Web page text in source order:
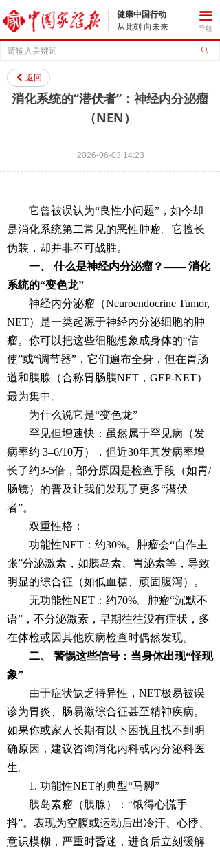
ꄙ
健康中国行动
从此刻 向未来
끀
导航
消化系统的“潜伏者”：神经内分泌瘤
（NEN）
낒 返回
2026-06-03 14:23
它曾被误认为“良性小问题”，如今却
是消化系统第二常见的恶性肿瘤。它擅长
伪装，却并非不可战胜。
一、 什么是神经内分泌瘤？—— 消化
系统的“变色龙”
神经内分泌瘤（Neuroendocrine Tumor,
NET）是一类起源于神经内分泌细胞的肿
瘤。你可以把这些细胞想象成身体的“信
使”或“调节器”，它们遍布全身，但在胃肠
道和胰腺（合称胃肠胰NET，GEP-NET）
最为集中。
为什么说它是“变色龙”
罕见但增速快：虽然属于罕见病（发
病率约 3–6/10万），但近30年其发病率增
长了约3-5倍，部分原因是检查手段（如胃/
肠镜）的普及让我们发现了更多“潜伏
者”。
双重性格：
功能性NET：约30%。肿瘤会“自作主
张”分泌激素，如胰岛素、胃泌素等，导致
明显的综合征（如低血糖、顽固腹泻）。
无功能性NET：约70%。肿瘤“沉默不
语”，不分泌激素，早期往往没有症状，多
在体检或因其他疾病检查时偶然发现。
二、 警惕这些信号：当身体出现“怪现
象”
由于症状缺乏特异性，NET极易被误
诊为胃炎、肠易激综合征甚至精神疾病。
如果你或家人长期有以下困扰且找不到明
确原因，建议咨询消化内科或内分泌科医
生。
1. 功能性NET的典型“马脚”
胰岛素瘤（胰腺）：“饿得心慌手
抖”。表现为空腹或运动后出冷汗、心悸、
意识模糊，严重时昏迷，进食后立刻缓解